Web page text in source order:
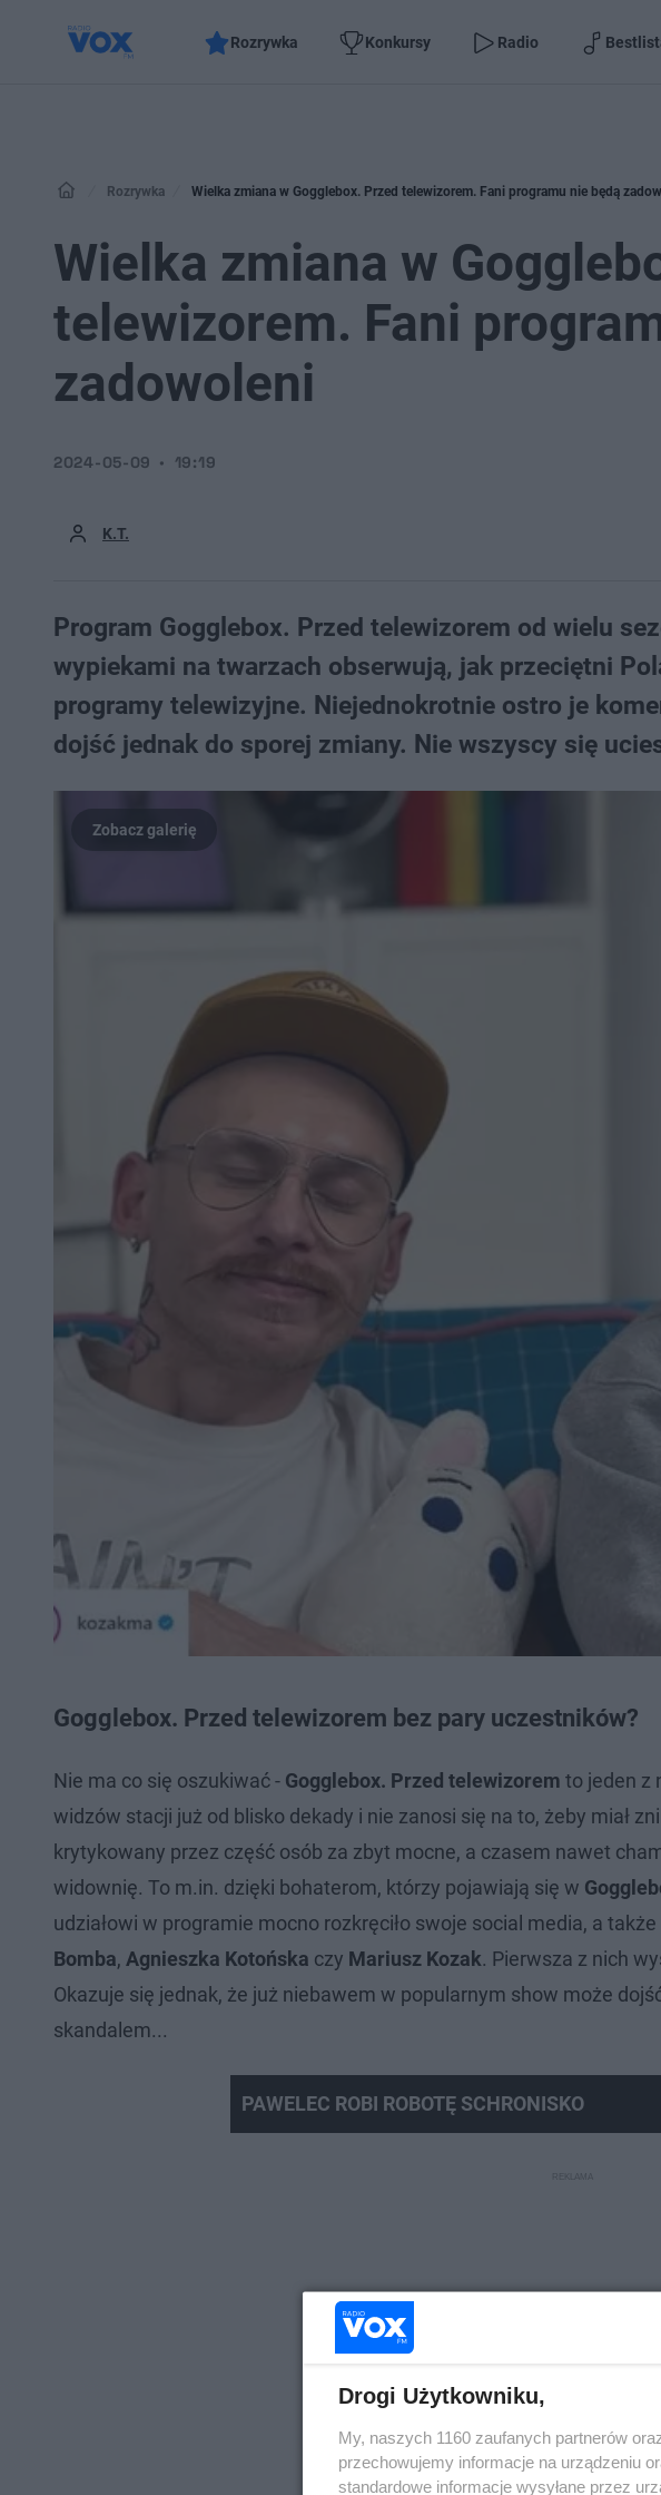
Rozrywka Konkursy Radio
Rozrywka Wielka zmiana w Gogglebox. Przed telewizorem. Fani programu nie będą
Wielka zmiana w
telewizorem. Fani
zadowoleni
K.T.
2024-05-09 19:19
Program Gogglebox. Przed telewizorem od wielu
wypiekami na twarzach obserwują, jak przeciętni
programy telewizyjne. Niejednokrotnie ostro je
dojść jednak do sporej zmiany. Nie wszyscy się
Gogglebox. Przed telewizorem bez pary uczestników?
Nie ma co się oszukiwać - Gogglebox. Przed telewizorem to jeden z
widzów stacji już od blisko dekady i nie zanosi się na to, żeby miał
krytykowany przez część osób za zbyt mocne, a czasem nawet
widownię. To m.in. dzięki bohaterom, którzy pojawiają się w
udziałowi w programie mocno rozkręciło swoje social media, a
Bomba, Agnieszka Kotońska czy Mariusz Kozak. Pierwsza z nich
Okazuje się jednak, że już niebawem w popularnym show może
skandalem...
PAWELEC ROBI ROBOTĘ SCHRONISKO
Drogi Użytkowniku,
My, naszych 1160 zaufanych partnerów
przechowujemy informacje na urządzeniu
standardowe informacje wysyłane przez